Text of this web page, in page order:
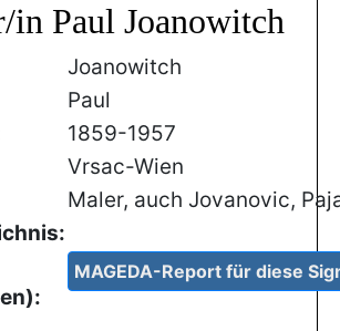
in Paul Joanowitch
Joanowitch
Paul
1859-1957
Vrsac-Wien
Maler, auch Jovanovic,